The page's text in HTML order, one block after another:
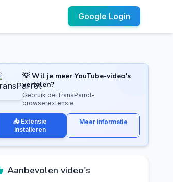
Google Login
💡 Wil je meer YouTube-video's
vertalen?
Gebruik de TransParrot-
browserextensie
📥 Extensie
installeren
Meer informatie
Aanbevolen video's